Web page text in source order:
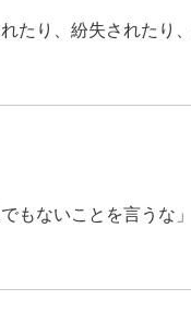
たり、紛失されたり
もないことを言うな